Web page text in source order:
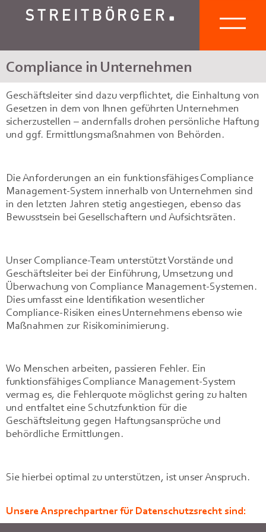
Compliance in Unternehmen
Geschäftsleiter sind dazu verpflichtet, die Einhaltung von
Gesetzen in dem von Ihnen geführten Unternehmen
sicherzustellen – andernfalls drohen persönliche Haftung
und ggf. Ermittlungsmaßnahmen von Behörden.
Die Anforderungen an ein funktionsfähiges Compliance
Management-System innerhalb von Unternehmen sind
in den letzten Jahren stetig angestiegen, ebenso das
Bewusstsein bei Gesellschaftern und Aufsichtsräten.
Unser Compliance-Team unterstützt Vorstände und
Geschäftsleiter bei der Einführung, Umsetzung und
Überwachung von Compliance Management-Systemen.
Dies umfasst eine Identifikation wesentlicher
Compliance-Risiken eines Unternehmens ebenso wie
Maßnahmen zur Risikominimierung.
Wo Menschen arbeiten, passieren Fehler. Ein
funktionsfähiges Compliance Management-System
vermag es, die Fehlerquote möglichst gering zu halten
und entfaltet eine Schutzfunktion für die
Geschäftsleitung gegen Haftungsansprüche und
behördliche Ermittlungen.
Sie hierbei optimal zu unterstützen, ist unser Anspruch.
Unsere Ansprechpartner für Datenschutzsrecht sind: